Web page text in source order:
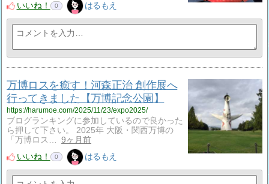
いいね！
0 はるもえ
万博ロスを癒す！河森正治 創作展へ
行ってきました【万博記念公園】
https://harumoe.com/2025/11/23/expo2025/
ブログランキングに参加しているので良かった
ら押して下さい。 2025年 大阪・関西万博の
「万博ロス…
9ヶ月前
いいね！
0 はるもえ